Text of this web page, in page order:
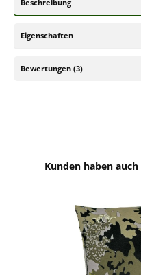
Beschreibung
Eigenschaften
Bewertungen (3)
Produktgalerie
Kunden haben auch